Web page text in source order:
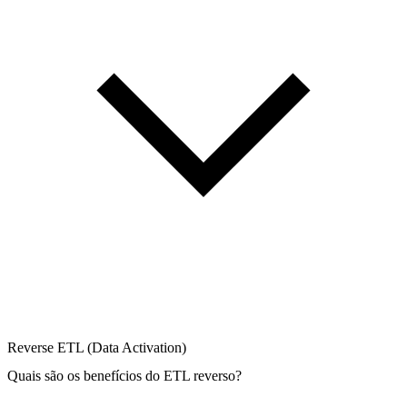
Reverse ETL (Data Activation)
Quais são os benefícios do ETL reverso?